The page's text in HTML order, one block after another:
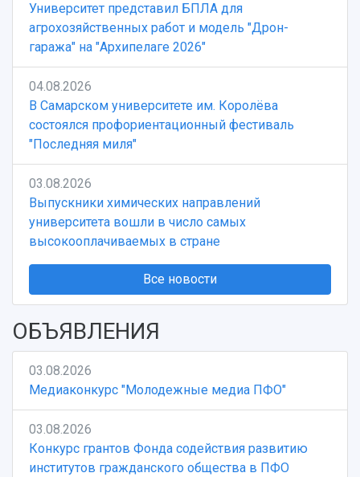
Университет представил БПЛА для
агрохозяйственных работ и модель "Дрон-
гаража" на "Архипелаге 2026"
04.08.2026
В Самарском университете им. Королёва
состоялся профориентационный фестиваль
"Последняя миля"
03.08.2026
Выпускники химических направлений
университета вошли в число самых
высокооплачиваемых в стране
Все новости
ОБЪЯВЛЕНИЯ
03.08.2026
Медиаконкурс "Молодежные медиа ПФО"
03.08.2026
Конкурс грантов Фонда содействия развитию
институтов гражданского общества в ПФО